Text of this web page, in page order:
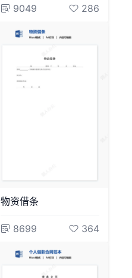
9049 286
物资借条
8699 364